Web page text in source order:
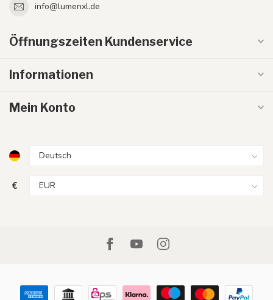
info@lumenxl.de
Öffnungszeiten Kundenservice
Informationen
Mein Konto
€